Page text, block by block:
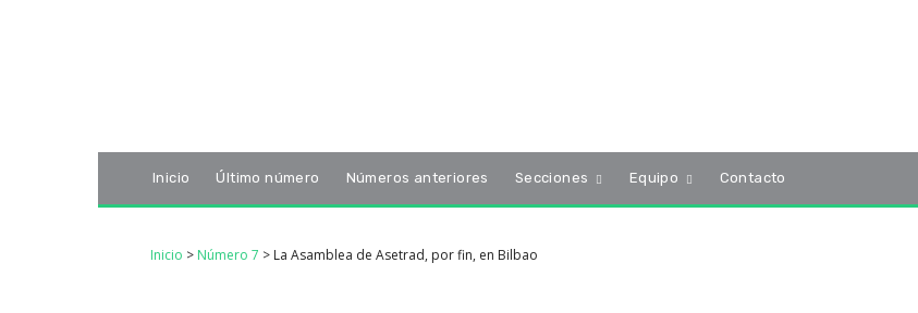
Inicio Último número Números anteriores Secciones Equipo Contacto
Inicio > Número 7 > La Asamblea de Asetrad, por fin, en Bilbao